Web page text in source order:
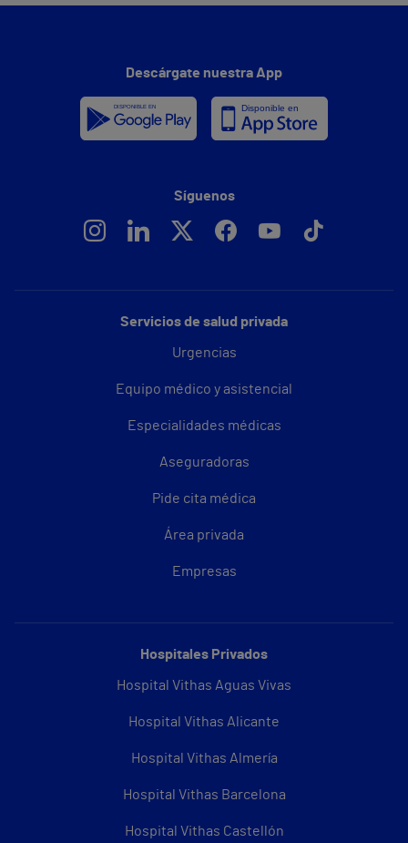
Servicios de salud privada
Urgencias
Equipo médico y asistencial
Especialidades médicas
Aseguradoras
Pide cita médica
Área privada
Empresas
Hospitales Privados
Hospital Vithas Aguas Vivas
Hospital Vithas Alicante
Hospital Vithas Almería
Hospital Vithas Barcelona
Hospital Vithas Castellón
Descárgate nuestra App
Síguenos